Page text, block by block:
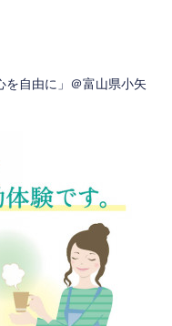
を自由に」＠富山県小矢